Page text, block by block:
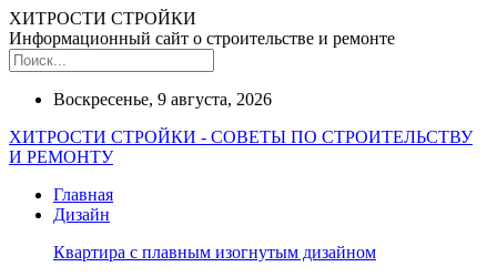
ХИТРОСТИ СТРОЙКИ
Информационный сайт о строительстве и ремонте
Воскресенье, 9 августа, 2026
ХИТРОСТИ СТРОЙКИ - СОВЕТЫ ПО СТРОИТЕЛЬСТВУ
И РЕМОНТУ
Главная
Дизайн
Квартира с плавным изогнутым дизайном